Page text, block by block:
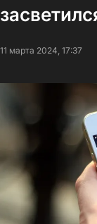
11 марта 2024, 17:37